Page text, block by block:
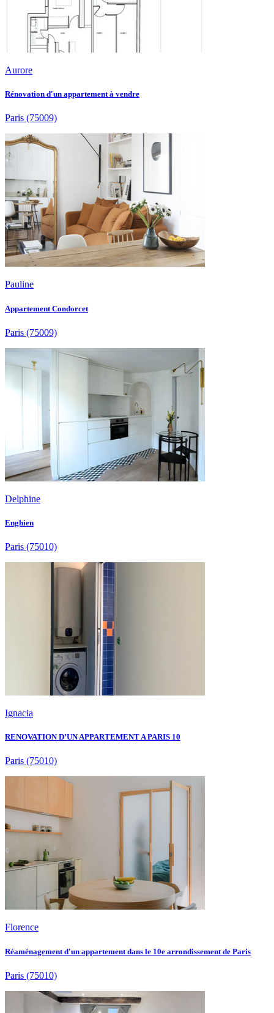
Aurore
Rénovation d'un appartement à vendre
Paris (75009)
Pauline
Appartement Condorcet
Paris (75009)
Delphine
Enghien
Paris (75010)
Ignacia
RENOVATION D’UN APPARTEMENT A PARIS 10
Paris (75010)
Florence
Réaménagement d'un appartement dans le 10e arrondissement de Paris
Paris (75010)